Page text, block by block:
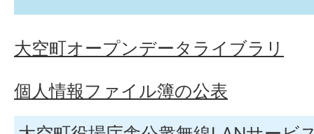
大空町オープンデータライブラリ
個人情報ファイル簿の公表